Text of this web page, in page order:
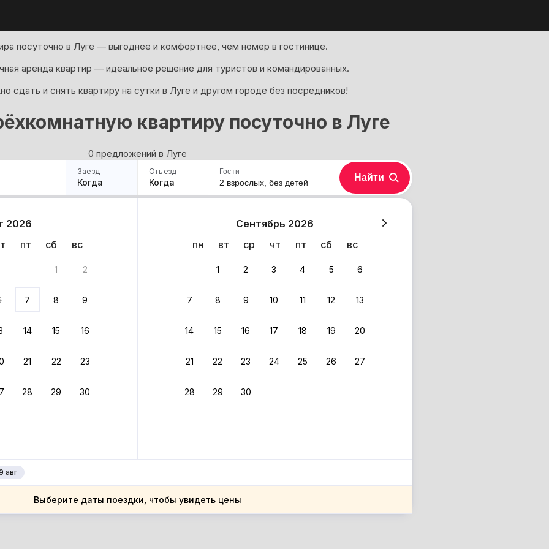
посуточно в Луге — выгоднее и комфортнее, чем номер в гостинице.
аренда квартир — идеальное решение для туристов и командированных.
сдать и снять квартиру на сутки в Луге и другом городе без посредников!
квартиру посуточно в Луге
0 предложений в Луге
Заезд
Когда
Отъезд
Когда
2026
пт сб вс
1 2
7 8 9
14 15 16
21 22 23
28 29 30
Сентябрь 2026
пн
вт ср чт пт сб вс
1 2 3 4 5 6
7 8 9 10 11 12 13
14 15 16 17 18 19 20
21 22 23 24 25 26 27
28 29 30
авг
Выберите даты поездки, чтобы увидеть цены
Гости
2 взрослых, без детей Найти
вариант из результатов поиска не соответствует заданным фильтрам.
область